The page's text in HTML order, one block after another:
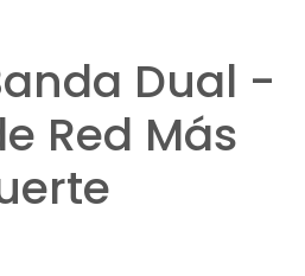
Dual -
Red Más